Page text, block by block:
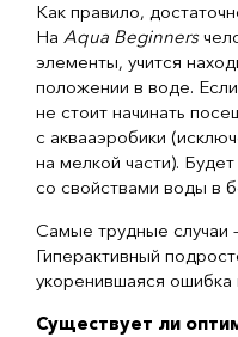
Как правило,
На Aqua Beginners
элементы, учится
положении в воде.
не стоит начинать
с аквааэробики
на мелкой части).
со свойствами воды в
Самые трудные
Гиперактивный
укоренившаяся ошибка
Существует ли